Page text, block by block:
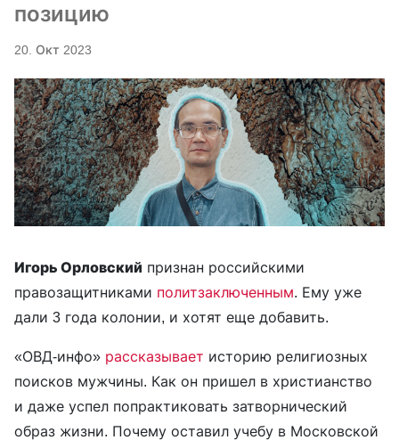
позицию
20. Окт 2023
Игорь Орловский признан российскими
правозащитниками политзаключенным. Ему уже
дали 3 года колонии, и хотят еще добавить.
«ОВД-инфо» рассказывает историю религиозных
поисков мужчины. Как он пришел в христианство
и даже успел попрактиковать затворнический
образ жизни. Почему оставил учебу в Московской